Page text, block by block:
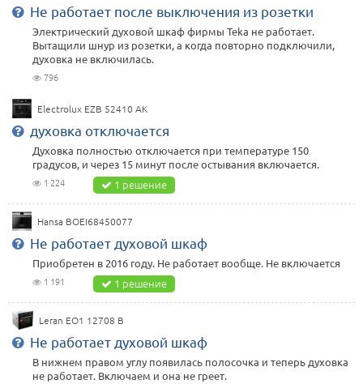
Не работает после выключения из розетки
Электрический духовой шкаф фирмы Teka не работает.
Вытащили шнур из розетки, а когда повторно подключили,
духовка не включилась.
796
Electrolux EZB 52410 AK
духовка отключается
Духовка полностью отключается при температуре 150
градусов, и через 15 минут после остывания включается.
1 224 1 решение
Hansa BOEI68450077
Не работает духовой шкаф
Приобретен в 2016 году. Не работает вообще. Не включается
1 191 1 решение
Leran EO1 12708 B
Не работает духовой шкаф
В нижнем правом углу появилась полосочка и теперь духовка
не работает. Включаем и она не греет.